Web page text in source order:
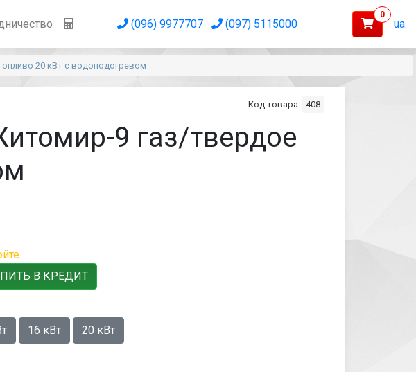
(096) 9977707 (097) 5115000
0
ua
20 кВт с водоподогревом
Код товара: 408
9 газ/твердое
В КРЕДИТ
16 кВт 20 кВт